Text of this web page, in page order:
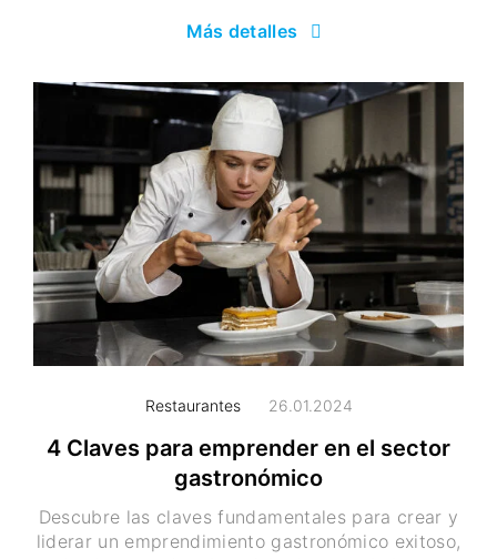
Más detalles
Restaurantes 26.01.2024
4 Claves para emprender en el sector
gastronómico
Descubre las claves fundamentales para crear y
liderar un emprendimiento gastronómico exitoso,